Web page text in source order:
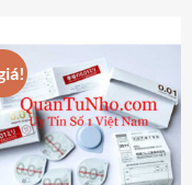
thể
được
chọn
trên
trang
sản